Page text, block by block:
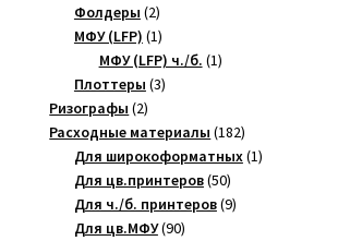
Фолдеры 22
товара
МФУ (LFP) 11
товар
МФУ (LFP) ч./б. 11
Плоттеры 33
Ризографы 22
товара
Расходные материалы 182182
товара
Для широкоформатных 11
Для цв.принтеров 5050
товаров
Для ч./б. принтеров 99
Для цв.МФУ 9090